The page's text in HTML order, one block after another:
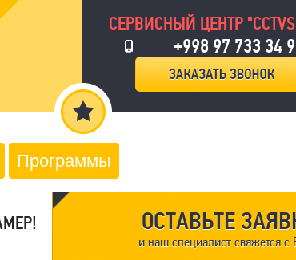
СЕРВИСНЫЙ ЦЕНТР
+998 97 733 34
Программы
ОСТАВЬТЕ
и наш специалист свяжется с